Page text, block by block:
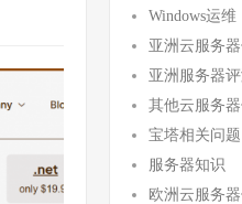
Windows运维
亚洲云服务
亚洲服务器评
其他云服务
宝塔相关问题
服务器知识
欧洲云服务